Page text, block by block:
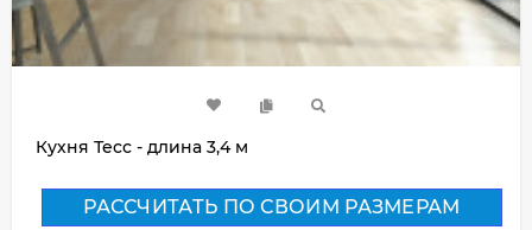
Кухня Тесс - длина 3,4 м
РАССЧИТАТЬ ПО СВОИМ РАЗМЕРАМ